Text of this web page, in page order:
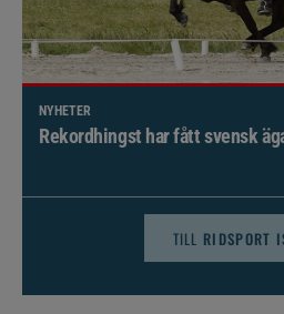
NYHETER
Brett politiskt stöd för
TILL RIDSPORT